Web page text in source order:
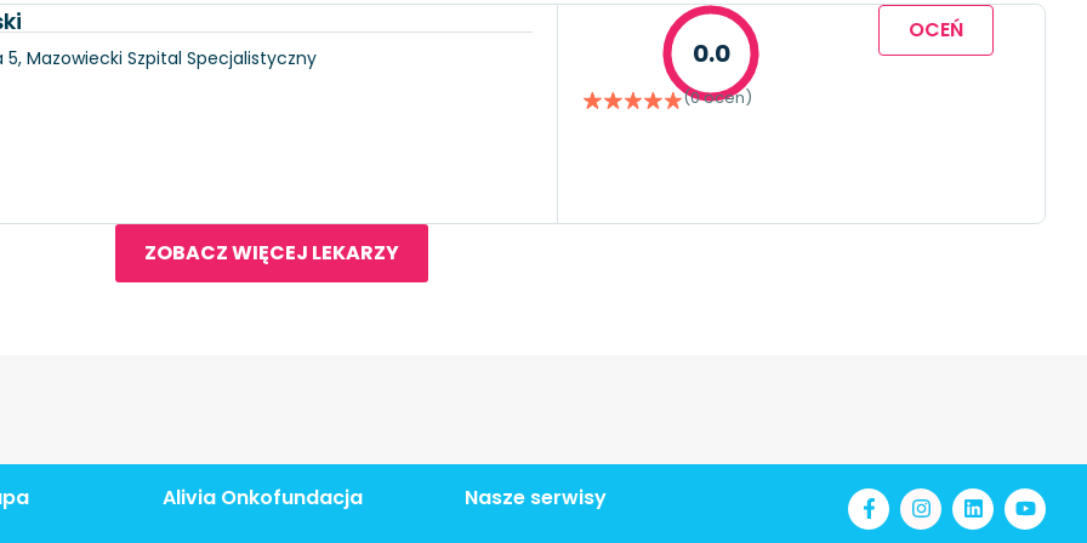
Mazowiecki Szpital Specjalistyczny
0.0
(0 ocen)
OCEŃ
ZOBACZ WIĘCEJ LEKARZY
Alivia Onkofundacja Nasze serwisy